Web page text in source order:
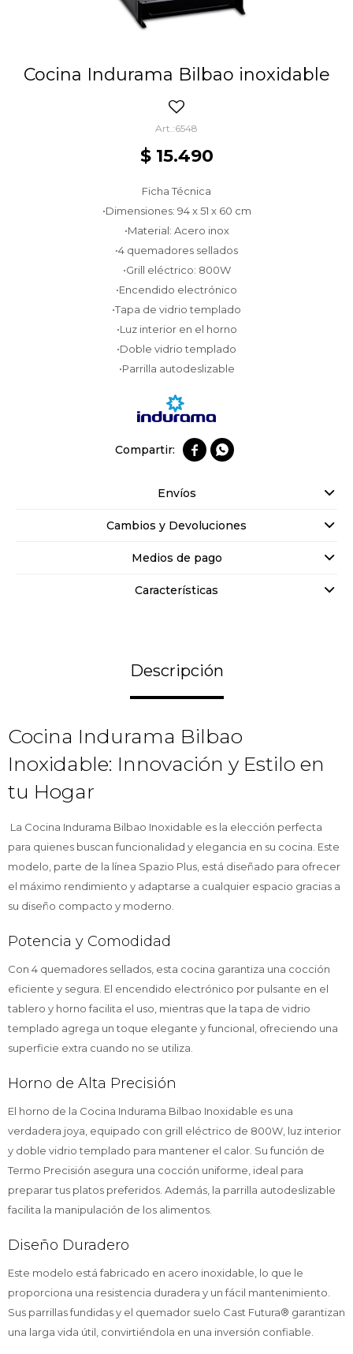
Cocina Indurama Bilbao inoxidable
6548
$ 15.490
Ficha Técnica
•Dimensiones: 94 x 51 x 60 cm
•Material: Acero inox
•4 quemadores sellados
•Grill eléctrico: 800W
•Encendido electrónico
•Tapa de vidrio templado
•Luz interior en el horno
•Doble vidrio templado
•Parrilla autodeslizable
 
Envíos
Cambios y Devoluciones
Medios de pago
Características
Descripción
Cocina Indurama Bilbao
Inoxidable: Innovación y Estilo en
tu Hogar
La Cocina Indurama Bilbao Inoxidable es la elección perfecta
para quienes buscan funcionalidad y elegancia en su cocina. Este
modelo, parte de la línea Spazio Plus, está diseñado para ofrecer
el máximo rendimiento y adaptarse a cualquier espacio gracias a
su diseño compacto y moderno.
Potencia y Comodidad
Con 4 quemadores sellados, esta cocina garantiza una cocción
eficiente y segura. El encendido electrónico por pulsante en el
tablero y horno facilita el uso, mientras que la tapa de vidrio
templado agrega un toque elegante y funcional, ofreciendo una
superficie extra cuando no se utiliza.
Horno de Alta Precisión
El horno de la Cocina Indurama Bilbao Inoxidable es una
verdadera joya, equipado con grill eléctrico de 800W, luz interior
y doble vidrio templado para mantener el calor. Su función de
Termo Precisión asegura una cocción uniforme, ideal para
preparar tus platos preferidos. Además, la parrilla autodeslizable
facilita la manipulación de los alimentos.
Diseño Duradero
Este modelo está fabricado en acero inoxidable, lo que le
proporciona una resistencia duradera y un fácil mantenimiento.
Sus parrillas fundidas y el quemador suelo Cast Futura® garantizan
una larga vida útil, convirtiéndola en una inversión confiable.